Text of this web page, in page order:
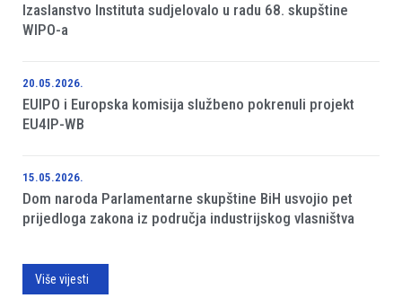
Izaslanstvo Instituta sudjelovalo u radu 68. skupštine
WIPO-a
20.05.2026.
EUIPO i Europska komisija službeno pokrenuli projekt
EU4IP-WB
15.05.2026.
Dom naroda Parlamentarne skupštine BiH usvojio pet
prijedloga zakona iz područja industrijskog vlasništva
Više vijesti